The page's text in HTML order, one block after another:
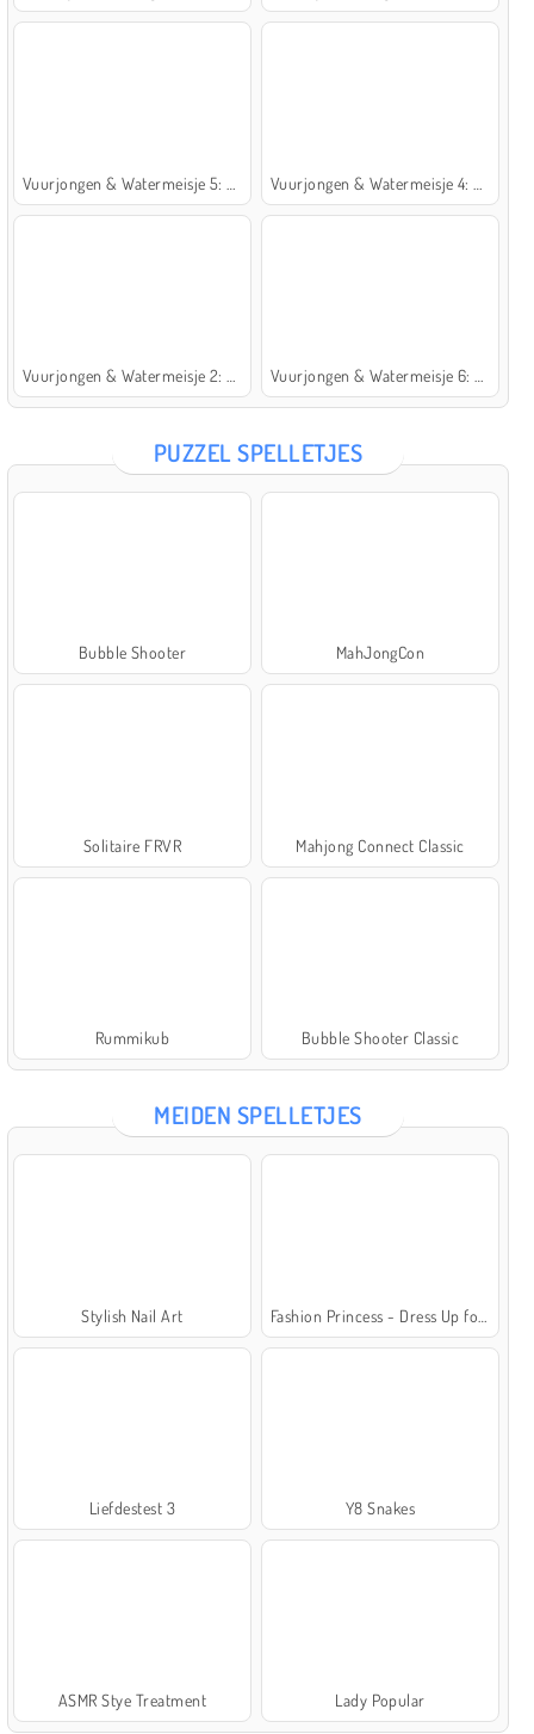
PUZZEL SPELLETJES
Bubble Shooter MahJongCon
Solitaire FRVR Mahjong Connect Classic
Rummikub Bubble Shooter Classic
MEIDEN SPELLETJES
Stylish Nail Art
Liefdestest 3 Y8 Snakes
ASMR Stye Treatment Lady Popular